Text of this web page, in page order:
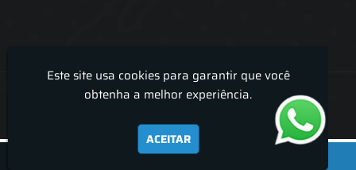
Lira Luz Decor - Cortinas sob medidas e persianas
Este site usa cookies para garantir que você
obtenha a melhor experiência.
ACEITAR